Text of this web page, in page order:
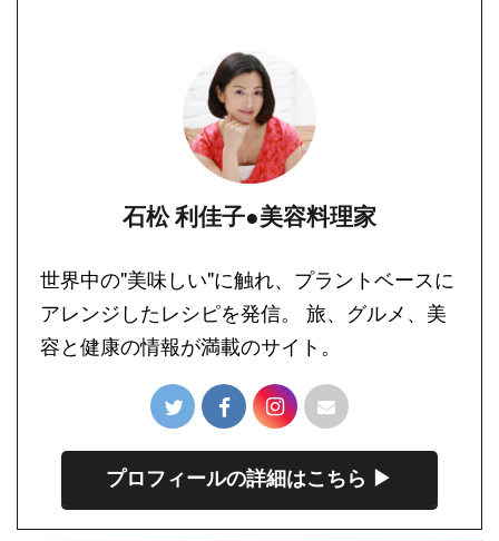
石松 利佳子●美容料理家
世界中の"美味しい"に触れ、プラントベースに
アレンジしたレシピを発信。 旅、グルメ、美
容と健康の情報が満載のサイト。
プロフィールの詳細はこちら ▶︎